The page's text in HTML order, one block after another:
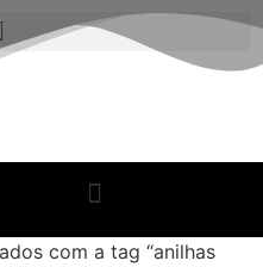
com a tag “anilhas